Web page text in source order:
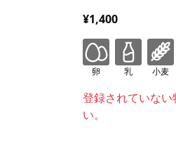
¥1,400
卵 乳 小麦
登録されていな
い。